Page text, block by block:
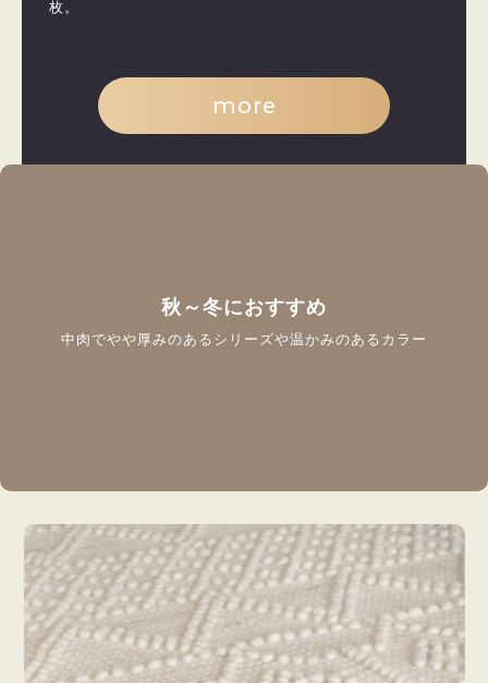
枚。
more
秋～冬におすすめ
中肉でやや厚みのあるシリーズや温かみのあるカラー